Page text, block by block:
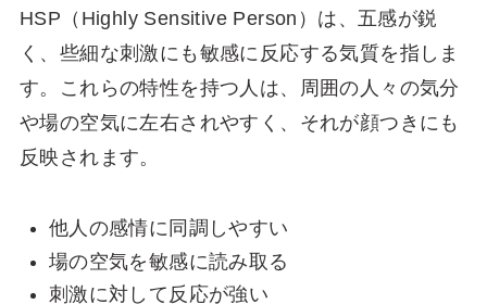
HSP（Highly Sensitive Person）は、五感が鋭
く、些細な刺激にも敏感に反応する気質を指しま
す。これらの特性を持つ人は、周囲の人々の気分
や場の空気に左右されやすく、それが顔つきにも
反映されます。
他人の感情に同調しやすい
場の空気を敏感に読み取る
刺激に対して反応が強い